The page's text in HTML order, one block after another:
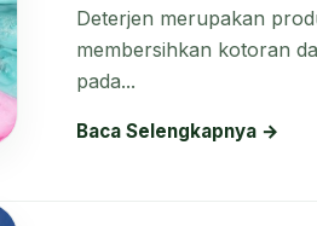
Deterjen merupakan
membersihkan kotoran
pada...
Baca Selengkapnya →